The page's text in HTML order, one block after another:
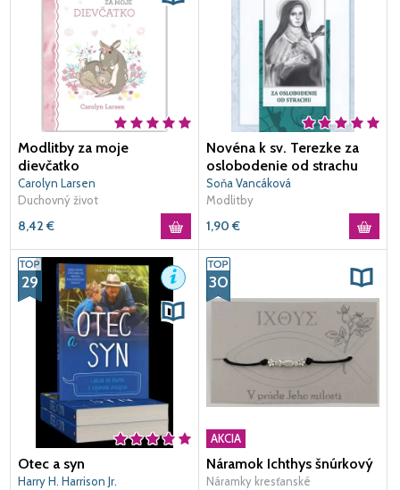
Modlitby za moje
dievčatko
Carolyn Larsen
Duchovný život
8,42 €
Novéna k sv. Terezke za
oslobodenie od strachu
Soňa Vancáková
Modlitby
1,90 €
29
Otec a syn
Harry H. Harrison Jr.
30
AKCIA
Náramok Ichthys šnúrkový
Náramky kresťanské